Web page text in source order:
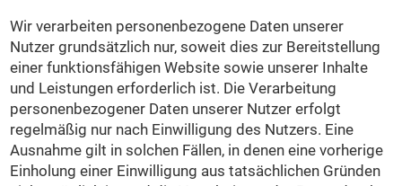
Wir verarbeiten personenbezogene Daten unserer
Nutzer grundsätzlich nur, soweit dies zur Bereitstellung
einer funktionsfähigen Website sowie unserer Inhalte
und Leistungen erforderlich ist. Die Verarbeitung
personenbezogener Daten unserer Nutzer erfolgt
regelmäßig nur nach Einwilligung des Nutzers. Eine
Ausnahme gilt in solchen Fällen, in denen eine vorherige
Einholung einer Einwilligung aus tatsächlichen Gründen